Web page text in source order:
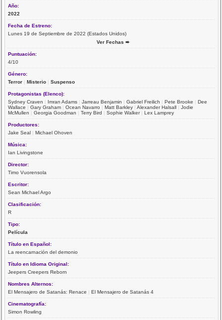
Año:
2022
Fecha de Estreno:
Lunes 19 de Septiembre de 2022 (Estados Unidos)
Ver Fechas ➨
Puntuación:
4/10
Género:
Terror |Misterio |Suspenso
Protagonistas (Elenco):
Sydney Craven | Imran Adams |Jarreau Benjamin |Gabriel Freilich |Pete Brooke |Dee
Wallace |Gary Graham |Ocean Navarro |Matt Barkley |Alexander Halsall |Jodie
McMullen |Georgia Goodman |Terry Bird |Sophie Walker|Lex Lamprey
Productores:
Jake Seal |Michael Ohoven
Música:
Ian Livingstone
Director:
Timo Vuorensola
Escritor:
Sean Michael Argo
Clasificación:
R
Tipo:
Película
Título en Español:
La reencarnación del demonio
Título en Idioma Original:
Jeepers Creepers Reborn
Nombres Alternos:
El Mensajero de Satanás: Renace |El Mensajero de Satanás 4
Cinematografía:
Simon Rowling